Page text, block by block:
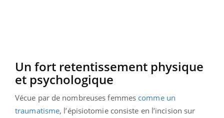
Un fort retentissement physique
et psychologique
Vécue par de nombreuses femmes comme un
traumatisme, l’épisiotomie consiste en l’incision sur